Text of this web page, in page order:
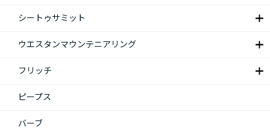
シートゥサミット
ウエスタンマウンテニアリング
フリッチ
ピープス
バーブ